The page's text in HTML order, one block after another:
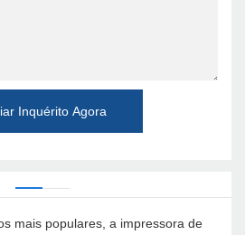
Inquérito Agora
mais populares, a impressora de